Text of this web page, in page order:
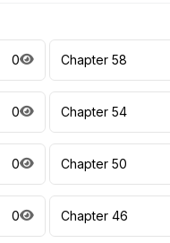
0 Chapter 58
0 Chapter 54
0 Chapter 50
0 Chapter 46